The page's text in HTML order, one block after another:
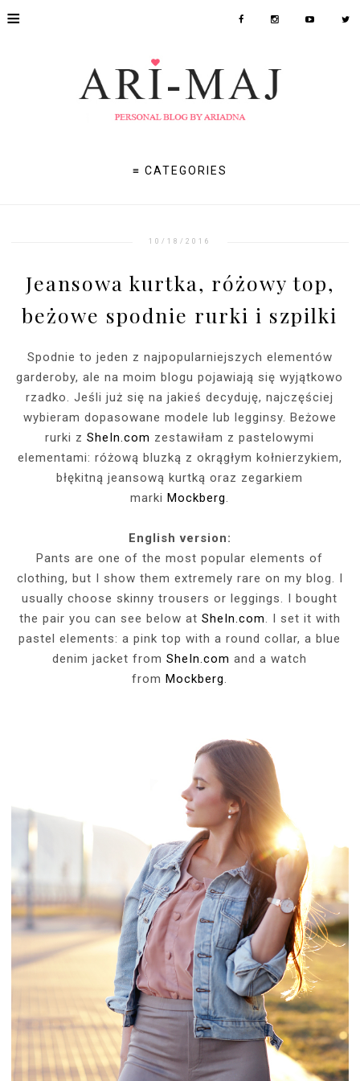
≡
≡ CATEGORIES
10/18/2016
Jeansowa kurtka, różowy top,
beżowe spodnie rurki i szpilki
Spodnie to jeden z najpopularniejszych elementów
garderoby, ale na moim blogu pojawiają się wyjątkowo
rzadko. Jeśli już się na jakieś decyduję, najczęściej
wybieram dopasowane modele lub legginsy. Beżowe
rurki zSheIn.com zestawiłam z pastelowymi
elementami: różową bluzką z okrągłym kołnierzykiem,
błękitną jeansową kurtką oraz zegarkiem
markiMockberg.
English version:
Pants are one of the most popular elements of
clothing, but I show them extremely rare on my blog. I
usually choose skinny trousers or leggings. I bought
the pair you can see below at SheIn.com. I set it with
pastel elements: a pink top with a round collar, a blue
denim jacket fromSheIn.com and a watch
fromMockberg.